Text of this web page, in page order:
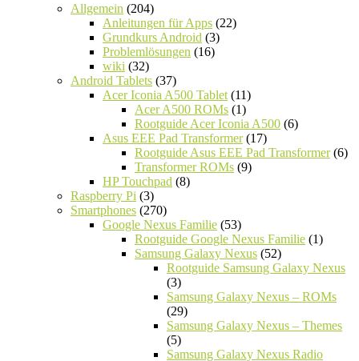
Allgemein (204)
Anleitungen für Apps (22)
Grundkurs Android (3)
Problemlösungen (16)
wiki (32)
Android Tablets (37)
Acer Iconia A500 Tablet (11)
Acer A500 ROMs (1)
Rootguide Acer Iconia A500 (6)
Asus EEE Pad Transformer(17)
Rootguide Asus EEE Pad Transformer(6)
Transformer ROMs (9)
HP Touchpad (8)
Raspberry Pi (3)
Smartphones (270)
Google Nexus Familie (53)
Rootguide Google Nexus Familie (1)
Samsung Galaxy Nexus (52)
Rootguide Samsung Galaxy Nexus
(3)
Samsung Galaxy Nexus – ROMs
(29)
Samsung Galaxy Nexus – Themes
(5)
Samsung Galaxy Nexus Radio